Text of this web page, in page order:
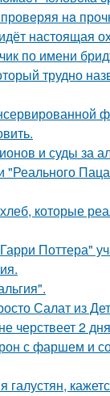
нa
настоящая
по имени
трудно
и суды за
"Реального
которые
Поттера"
Салат из
черствеет 2
с фаршем и
галустян,